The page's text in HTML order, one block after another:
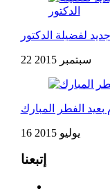
لفضيلة الدكتور
22 سبتمبر 2015
بعيد الفطر المبارك
16 يوليو 2015
إتبعنا